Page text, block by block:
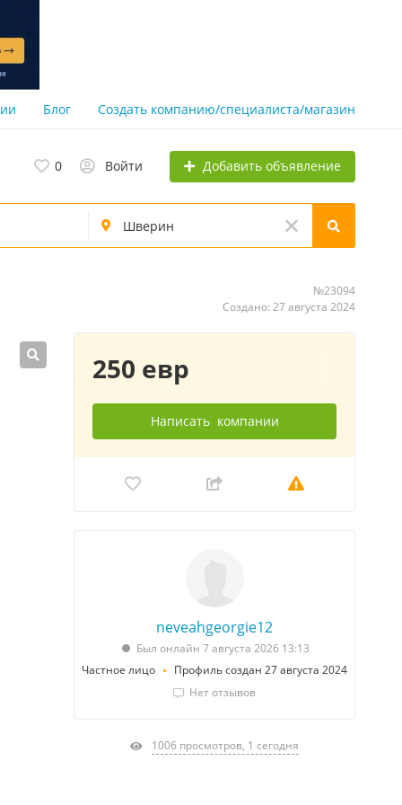
Блог Создать компанию/специалиста/магазин
0 Войти Добавить объявление
№23094
Создано: 27 августа 2024
250 евр
Написать компании
neveahgeorgie12
Был онлайн 7 августа 2026 13:13
Частное лицо
Профиль создан 27 августа 2024
Нет отзывов
1006 просмотров, 1 сегодня